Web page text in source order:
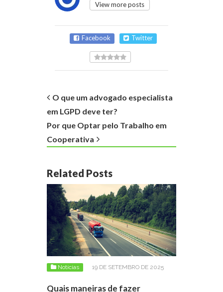
View more posts
Facebook Twitter
O que um advogado especialista
em LGPD deve ter?
Por que Optar pelo Trabalho em
Cooperativa
Related Posts
Notícias 19 DE SETEMBRO DE 2025
Quais maneiras de fazer